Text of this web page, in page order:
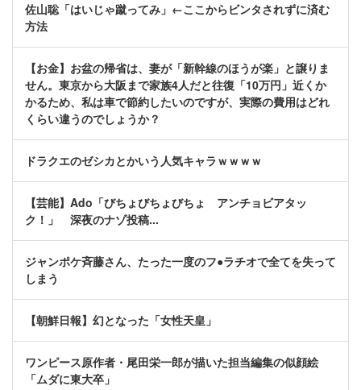
佐山聡「はいじゃ蹴ってみ」←ここからビンタされずに済む
方法
【お金】お盆の帰省は、妻が「新幹線のほうが楽」と譲りま
せん。東京から大阪まで家族4人だと往復「10万円」近くか
かるため、私は車で節約したいのですが、実際の費用はどれ
くらい違うのでしょうか？
ドラクエのゼシカとかいう人気キャラｗｗｗｗ
【芸能】Ado「びちょびちょびちょ アンチョビアタッ
ク！」 深夜のナゾ投稿...
ジャンポケ斉藤さん、たった一度のフ●ラチオで全てを失って
しまう
【朝鮮日報】幻となった「女性天皇」
ワンピース原作者・尾田栄一郎が描いた担当編集の似顔絵
「ムダに東大卒」